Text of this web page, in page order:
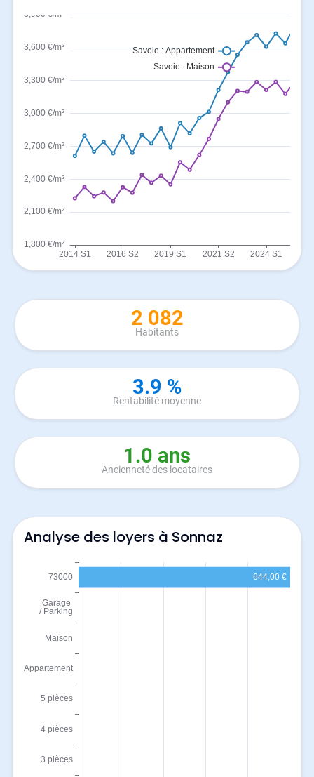
2 082
Habitants
3.9 %
Rentabilité moyenne
1.0 ans
Ancienneté des locataires
Analyse des loyers à Sonnaz